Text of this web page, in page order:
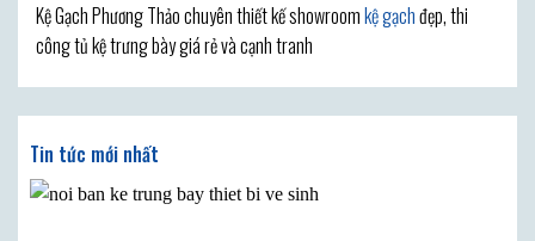
Kệ Gạch Phương Thảo chuyên thiết kế showroomkệ gạchđẹp, thi
công tủ kệ trưng bày giá rẻ và cạnh tranh
Tin tức mới nhất